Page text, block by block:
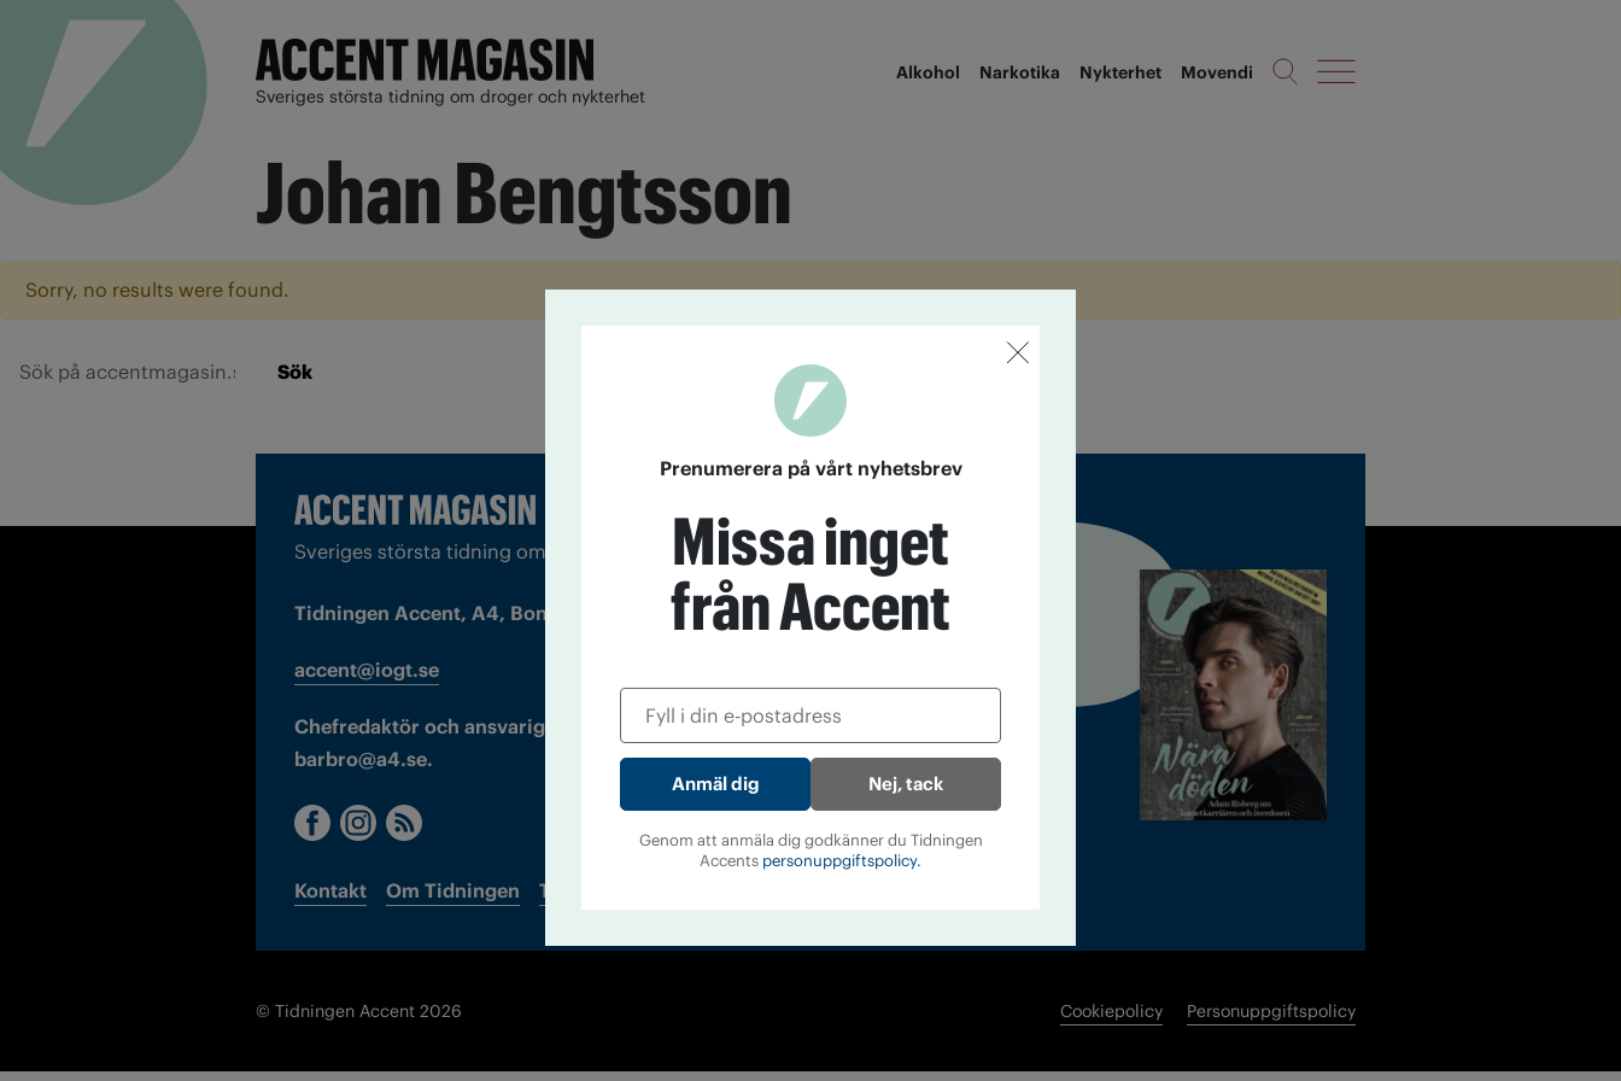
Sveriges största tidning om droger och nykterhet
Alkohol Narkotika Nykterhet Movendi
Johan Bengtsson
Sorry, no results were found.
Sök
Sveriges största tidning om droger och nykterhet
Tidningen Accent, A4, Bondegatan 21, 116 33 Stockholm
accent@iogt.se
Chefredaktör och ansvarig utgivare: Barbro Janson Lundkvist,
barbro@a4.se.
Kontakt Om Tidningen Tidningsarkiv
© Tidningen Accent 2026 Cookiepolicy Personuppgiftspolicy
Prenumerera på vårt nyhetsbrev
Missa inget
från Accent
Nej, tack
Genom att anmäla dig godkänner du Tidningen
Accents personuppgiftspolicy.